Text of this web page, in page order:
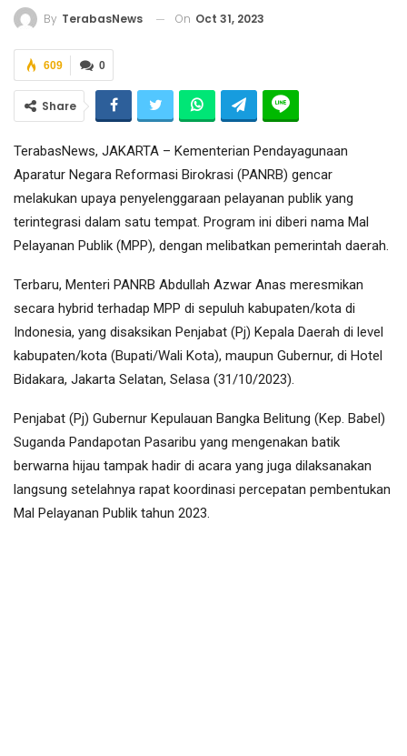
By TerabasNews On Oct 31, 2023
0
609
Share
TerabasNews, JAKARTA – Kementerian Pendayagunaan
Aparatur Negara Reformasi Birokrasi (PANRB) gencar
melakukan upaya penyelenggaraan pelayanan publik yang
terintegrasi dalam satu tempat. Program ini diberi nama Mal
Pelayanan Publik (MPP), dengan melibatkan pemerintah daerah.
Terbaru, Menteri PANRB Abdullah Azwar Anas meresmikan
secara hybrid terhadap MPP di sepuluh kabupaten/kota di
Indonesia, yang disaksikan Penjabat (Pj) Kepala Daerah di level
kabupaten/kota (Bupati/Wali Kota), maupun Gubernur, di Hotel
Bidakara, Jakarta Selatan, Selasa (31/10/2023).
Penjabat (Pj) Gubernur Kepulauan Bangka Belitung (Kep. Babel)
Suganda Pandapotan Pasaribu yang mengenakan batik
berwarna hijau tampak hadir di acara yang juga dilaksanakan
langsung setelahnya rapat koordinasi percepatan pembentukan
Mal Pelayanan Publik tahun 2023.